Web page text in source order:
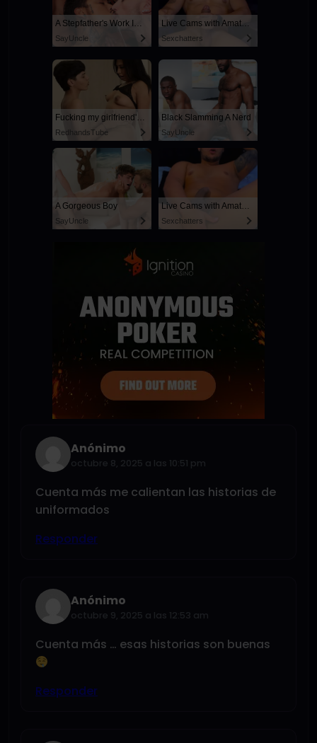
A Stepfather's Work Is Never Done
SayUncle
Live Cams with Amateur Men
Sexchatters
Fucking my girlfriend's hot mommy by mistake
RedhandsTube
Black Slamming A Nerd
SayUncle
A Gorgeous Boy
SayUncle
Live Cams with Amateur Men
Sexchatters
Anónimo
octubre 8, 2025 a las 10:51 pm
Cuenta más me calientan las historias de
uniformados
Responder
Anónimo
octubre 9, 2025 a las 12:53 am
Cuenta más … esas historias son buenas
Responder